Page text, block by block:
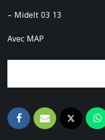
– Midelt 03 13
Avec MAP